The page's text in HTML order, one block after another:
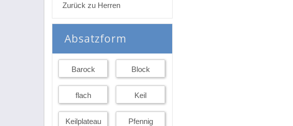
Zurück zu Herren
Absatzform
Barock Block
flach Keil
Keilplateau Pfennig